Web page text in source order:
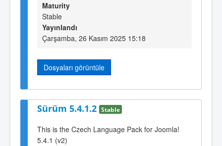
Maturity
Stable
Yayınlandı
Çarşamba, 26 Kasım 2025 15:18
Dosyaları görüntüle
Sürüm 5.4.1.2 Stable
This is the Czech Language Pack for Joomla!
5.4.1 (v2)